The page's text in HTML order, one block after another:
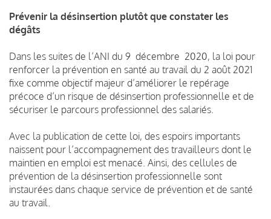
Prévenir la désinsertion plutôt que constater les
dégâts
Dans les suites de l’ANI du 9 décembre 2020, la loi pour
renforcer la prévention en santé au travail du 2 août 2021
fixe comme objectif majeur d’améliorer le repérage
précoce d’un risque de désinsertion professionnelle et de
sécuriser le parcours professionnel des salariés.
Avec la publication de cette loi, des espoirs importants
naissent pour l’accompagnement des travailleurs dont le
maintien en emploi est menacé. Ainsi, des cellules de
prévention de la désinsertion professionnelle sont
instaurées dans chaque service de prévention et de santé
au travail.